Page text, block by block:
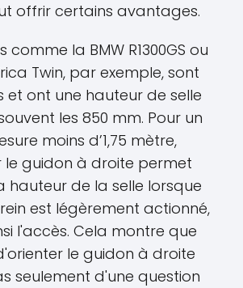
offrir certains avantages.
comme la BMW R1300GS ou
Twin, par exemple, sont
et ont une hauteur de selle
les 850 mm. Pour un
moins d’1,75 mètre,
le guidon à droite permet
hauteur de la selle lorsque
est légèrement actionné,
l'accès. Cela montre que
le guidon à droite
seulement d'une question